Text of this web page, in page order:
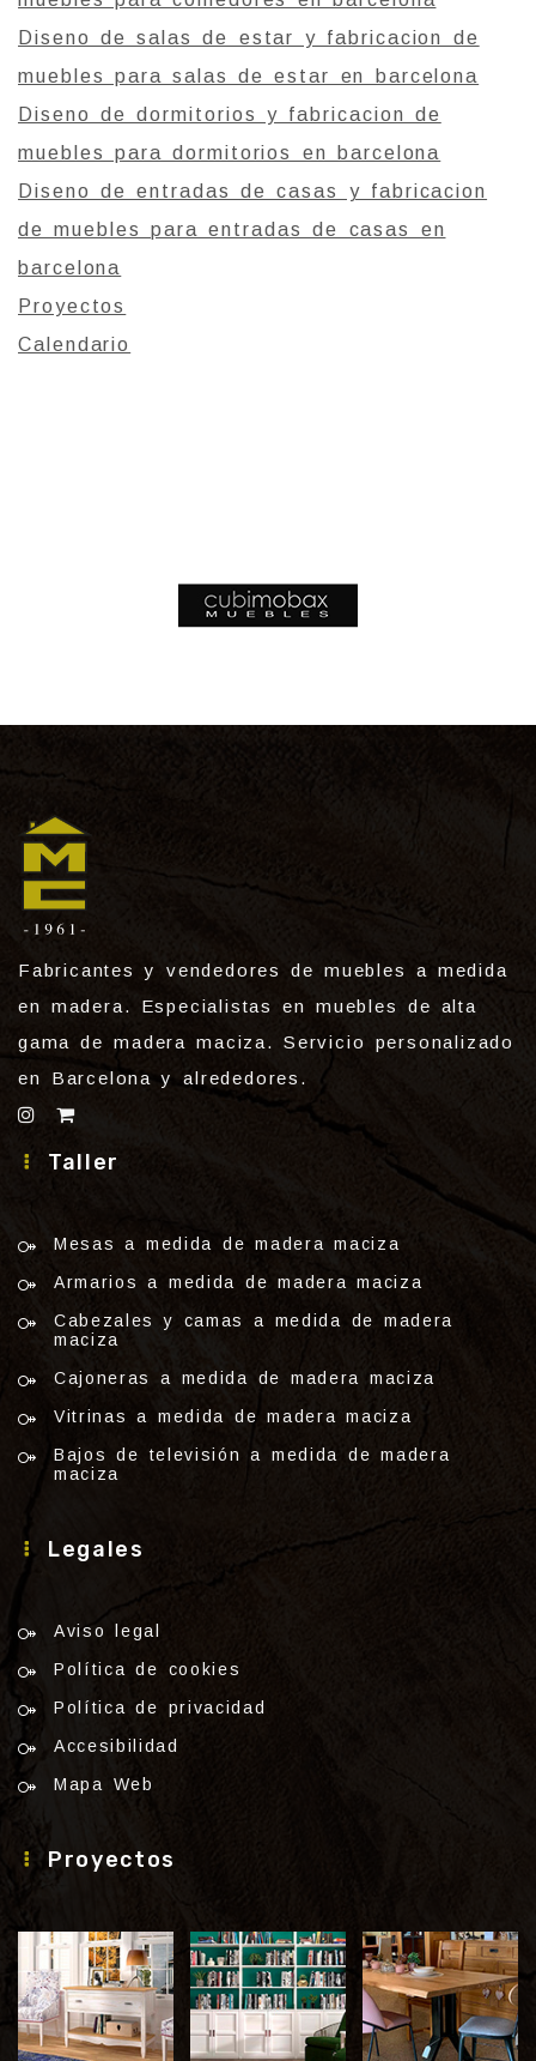
Diseno de salas de estar y fabricacion de
muebles para salas de estar en barcelona
Diseno de dormitorios y fabricacion de
muebles para dormitorios en barcelona
Diseno de entradas de casas y fabricacion
de muebles para entradas de casas en
barcelona
Proyectos
Calendario
Fabricantes y vendedores de muebles a medida
en madera. Especialistas en muebles de alta
gama de madera maciza. Servicio personalizado
en Barcelona y alrededores.
Taller
Mesas a medida de madera maciza
Armarios a medida de madera maciza
Cabezales y camas a medida de madera
maciza
Cajoneras a medida de madera maciza
Vitrinas a medida de madera maciza
Bajos de televisión a medida de madera
maciza
Legales
Aviso legal
Política de cookies
Política de privacidad
Accesibilidad
Mapa Web
Proyectos